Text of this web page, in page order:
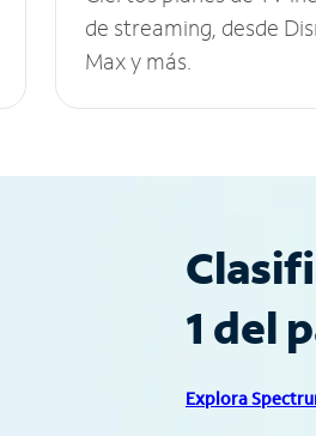
de streaming, desde
Max y más.
1 del
Explora